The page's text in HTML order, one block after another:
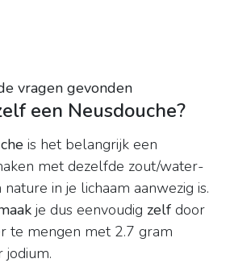
vragen gevonden
een Neusdouche?
is het belangrijk een
met dezelfde zout/water-
in je lichaam aanwezig is.
je dus eenvoudig zelf door
te mengen met 2.7 gram
jodium.